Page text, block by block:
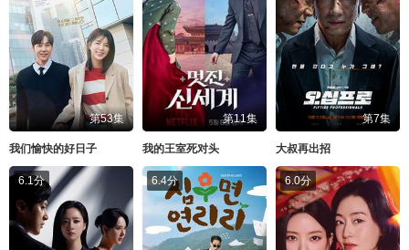
第53集
我们愉快的好日子
第11集
我的王室死对头
第7集
大叔再出招
6.1分 6.4分 6.0分